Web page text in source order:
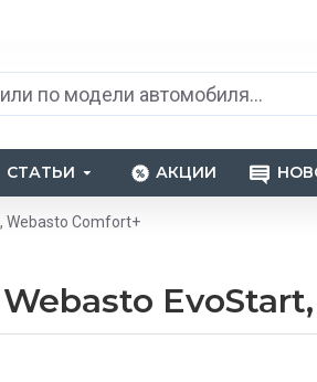
СТАТЬИ АКЦИИ
Webasto Comfort+